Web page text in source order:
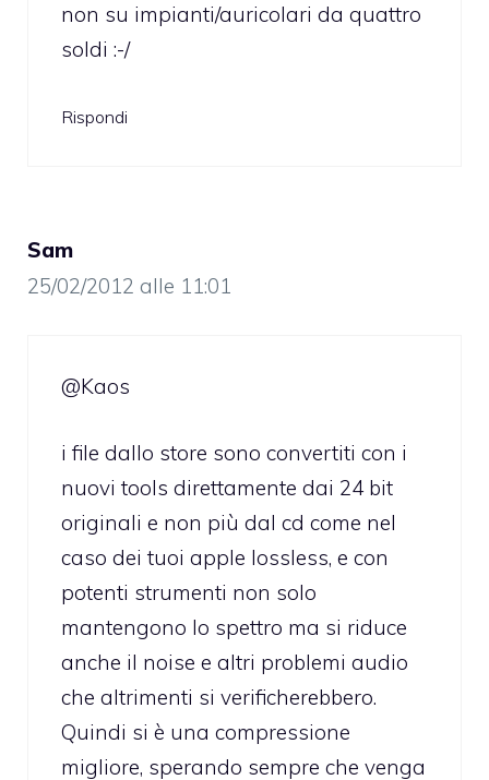
non su impianti/auricolari da quattro
soldi :-/
Rispondi
Sam
25/02/2012 alle 11:01
@Kaos
i file dallo store sono convertiti con i
nuovi tools direttamente dai 24 bit
originali e non più dal cd come nel
caso dei tuoi apple lossless, e con
potenti strumenti non solo
mantengono lo spettro ma si riduce
anche il noise e altri problemi audio
che altrimenti si verificherebbero.
Quindi si è una compressione
migliore, sperando sempre che venga